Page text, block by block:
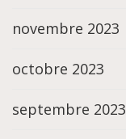
novembre 2023
octobre 2023
septembre 2023